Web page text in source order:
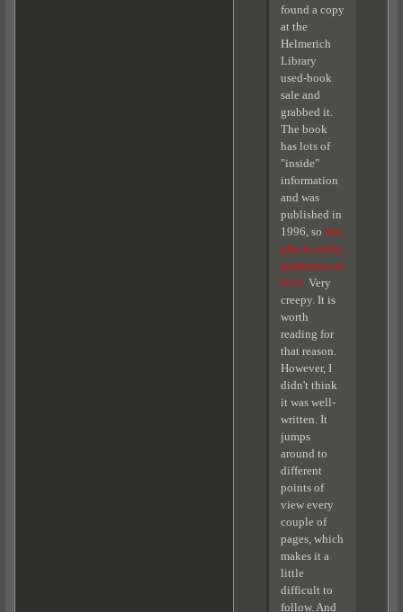
found a copy
at the
Helmerich
Library
used-book
sale and
grabbed it.
The book
has lots of
"inside"
information
and was
published in
1996, so the
plot is eerily
predictive of
9-11.
Very
creepy. It is
worth
reading for
that reason.
However, I
didn't think
it was well-
written. It
jumps
around to
different
points of
view every
couple of
pages, which
makes it a
little
difficult to
follow. And